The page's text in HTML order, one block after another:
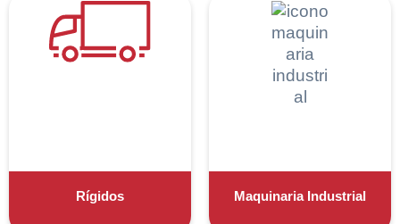
Rígidos Maquinaria Industrial